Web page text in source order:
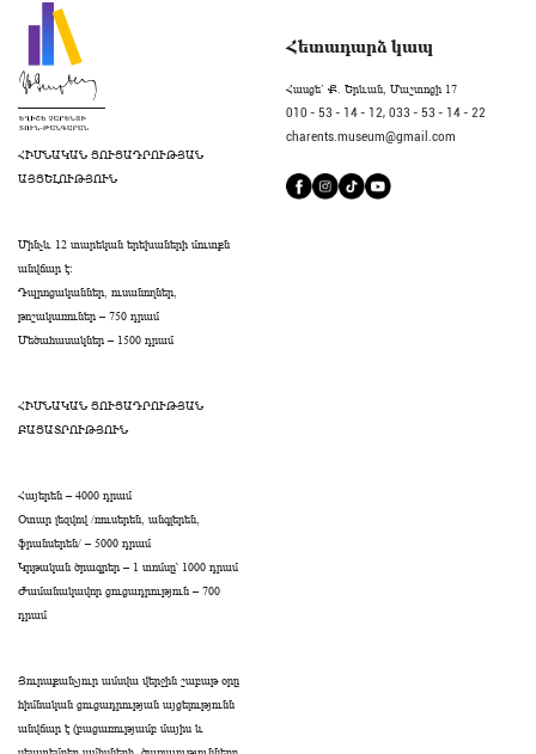
ՀԻՄՆԱԿԱՆ ՑՈՒՑԱԴՐՈՒԹՅԱՆ
ԱՅՑԵԼՈՒԹՅՈՒՆ
Մինչև 12 տարեկան երեխաների մուտքն
անվճար է։
Դպրոցականներ, ուսանողներ,
թոշակառուներ – 750 դրամ
Մեծահասակներ – 1500 դրամ
ՀԻՄՆԱԿԱՆ ՑՈՒՑԱԴՐՈՒԹՅԱՆ
ԲԱՑԱՏՐՈՒԹՅՈՒՆ
Հայերեն – 4000 դրամ
Օտար լեզվով /ռուսերեն, անգլերեն,
ֆրանսերեն/ – 5000 դրամ
Կրթական ծրագրեր – 1 տոմսը՝ 1000 դրամ
Ժամանակավոր ցուցադրություն – 700
դրամ
Յուրաքանչյուր ամսվա վերջին շաբաթ օրը
հիմնական ցուցադրության այցելությունն
անվճար է (բացառությամբ մայիս և
Հետադարձ կապ
Հասցե` Ք. Երևան, Մաշտոցի 17
010 - 53 - 14 - 12, 033 - 53 - 14 - 22
charents.museum@gmail.com